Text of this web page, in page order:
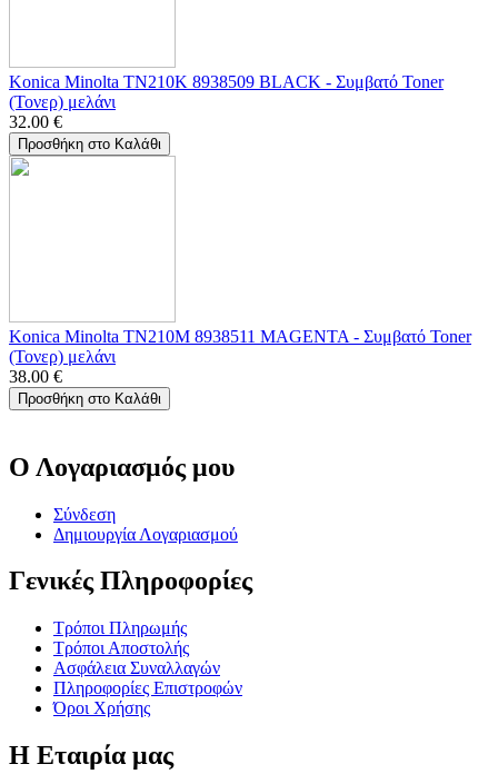
Konica Minolta TN210K 8938509 BLACK - Συμβατό Toner
(Τονερ) μελάνι
32.00 €
Προσθήκη στο Καλάθι
Konica Minolta TN210M 8938511 MAGENTA - Συμβατό Toner
(Τονερ) μελάνι
38.00 €
Προσθήκη στο Καλάθι
Ο Λογαριασμός μου
Σύνδεση
Δημιουργία Λογαριασμού
Γενικές Πληροφορίες
Τρόποι Πληρωμής
Τρόποι Αποστολής
Ασφάλεια Συναλλαγών
Πληροφορίες Επιστροφών
Όροι Χρήσης
Η Εταιρία μας